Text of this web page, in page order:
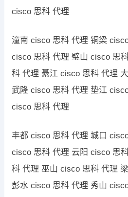
cisco 思科 代理
潼南 cisco 思科 代理 铜梁
cisco 思科 代理 璧山 cisco 思
科 代理 綦江 cisco 思科 代理
武隆 cisco 思科 代理 垫江
cisco 思科 代理
丰都 cisco 思科 代理 城口
cisco 思科 代理 云阳 cisco 思
科 代理 巫山 cisco 思科 代理
彭水 cisco 思科 代理 秀山